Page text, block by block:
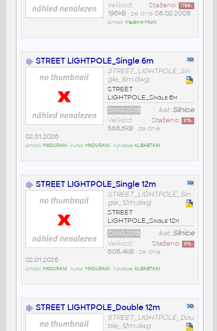
Staženo: 1786x
Velikost
196kB• ze dne 06.02.2008
Umístil:Vladimír Michl
STREET LIGHTPOLE_Single 6m
STREET_LIGHTPOLE_Sin
gle_6m.dwg
STREET
LIGHTPOLE_Single 6m
kat:Silnice
DWG2018
Staženo: 375x
Velikost
568,6kB• ze dne
02.01.2026
Umístil: MKOURANI • Autor: MKOURANI • Výrobce:ALBABTAIN
STREET LIGHTPOLE_Single 12m
STREET_LIGHTPOLE_Sin
gle_12m.dwg
STREET
LIGHTPOLE_Single 12m
kat:Silnice
DWG2018
Staženo: 315x
Velikost
606,4kB• ze dne
02.01.2026
Umístil: MKOURANI • Autor: MKOURANI • Výrobce:ALBABTAIN
STREET LIGHTPOLE_Double 12m
STREET_LIGHTPOLE_Dou
ble_12m.dwg